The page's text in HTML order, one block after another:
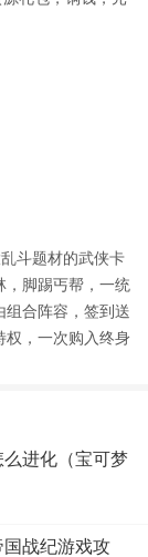
斗题材的武侠卡
，脚踢丐帮，一统
组合阵容，签到送
权，一次购入终身
进化（宝可梦
战纪游戏攻